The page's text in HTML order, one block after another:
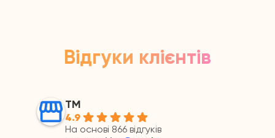
Відгуки клієнтів
ТМ
4.9
На основі 866 відгуків